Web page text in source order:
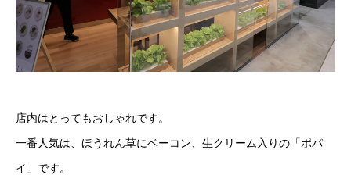
店内はとってもおしゃれです。
一番人気は、ほうれん草にベーコン、生クリーム入りの「ポパ
イ」です。